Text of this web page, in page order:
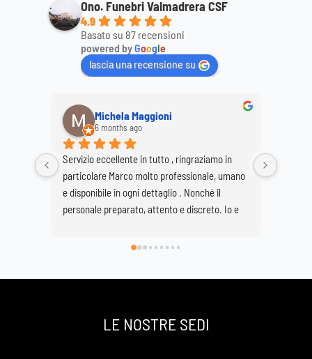
Ono. Funebri Valmadrera CSF
4.9
Basato su 87 recensioni
powered byGoogle
lascia una recensione su
Michela Maggioni
6 months ago
Servizio eccellente in tutto , ringraziamo in
particolare Marco molto professionale, umano
e disponibile in ogni dettaglio . Nonché il
personale preparato, attento e discreto. Io e
di avervi scelto e così facendo onorato al
spenta a 89 anni ma che sarà per sempre la
Daniela e Giovanna Bonaiti
LE NOSTRE SEDI